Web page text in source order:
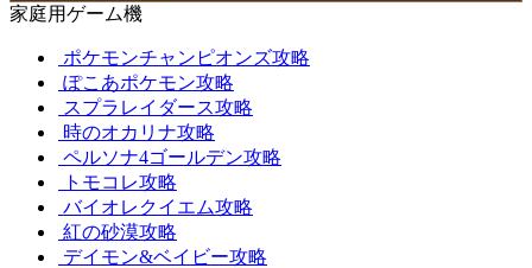
家庭用ゲーム機
ポケモンチャンピオンズ攻略
ぽこあポケモン攻略
スプラレイダース攻略
時のオカリナ攻略
ペルソナ4ゴールデン攻略
トモコレ攻略
バイオレクイエム攻略
紅の砂漠攻略
デイモン&ベイビー攻略